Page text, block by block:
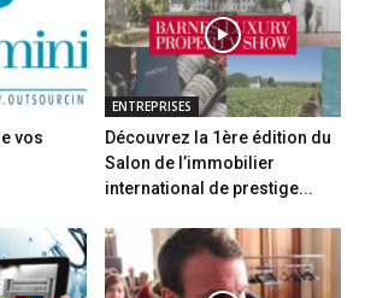
vos
ENTREPRISES
Découvrez la 1ère édition du
Salon de l’immobilier
international de prestige...